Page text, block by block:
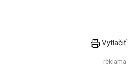
Vytlačiť
reklama